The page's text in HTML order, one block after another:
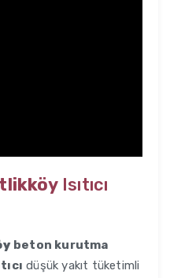
Isıtıcı
beton kurutma
düşük yakıt tüketimli